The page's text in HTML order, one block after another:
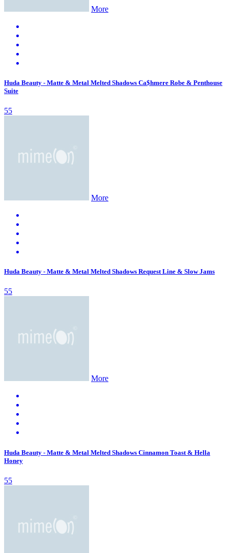
More
Huda Beauty - Matte & Metal Melted Shadows Ca$hmere Robe & Penthouse
Suite
55
More
Huda Beauty - Matte & Metal Melted Shadows Request Line & Slow Jams
55
More
Huda Beauty - Matte & Metal Melted Shadows Cinnamon Toast & Hella
Honey
55